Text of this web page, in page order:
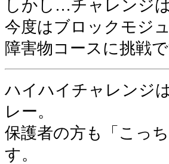
しかし…チャレンジ
今度はブロックモジ
障害物コースに挑戦で
ハイハイチャレンジ
レー。
保護者の方も「こっ
す。